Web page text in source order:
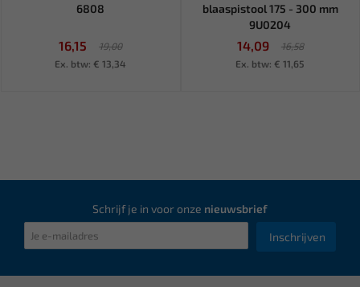
6808
16,15
19,00
Ex. btw: € 13,34
blaaspistool 175 - 300 mm
9U0204
14,09
16,58
Ex. btw: € 11,65
Schrijf je in voor onze nieuwsbrief
Inschrijven